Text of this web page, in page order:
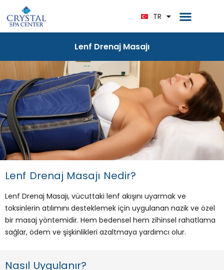
TR
DE
Lenf Drenaj Masajı
Lenf Drenaj Masajı Nedir?
Lenf Drenaj Masajı, vücuttaki lenf akışını uyarmak ve
toksinlerin atılımını desteklemek için uygulanan nazik ve özel
bir masaj yöntemidir. Hem bedensel hem zihinsel rahatlama
sağlar, ödem ve şişkinlikleri azaltmaya yardımcı olur.
Nasıl Uygulanır?